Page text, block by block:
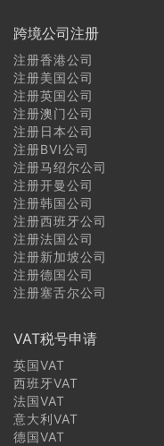
跨境公司注册
注册香港公司
注册美国公司
注册英国公司
注册澳门公司
注册日本公司
注册BVI公司
注册马绍尔公司
注册开曼公司
注册韩国公司
注册西班牙公司
注册法国公司
注册新加坡公司
注册德国公司
注册塞舌尔公司
VAT税号申请
英国VAT
西班牙VAT
法国VAT
意大利VAT
德国VAT